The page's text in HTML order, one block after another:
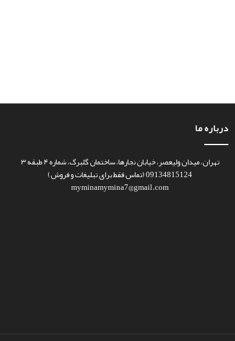
درباره ما
تهران، میدان ولیعصر، خیابان نجارها، ساختمان گلبرگ، شماره ۴ طبقه ۳
09134815124 (تماس فقط برای تبلیغات و فروش)
myminamymina7@gmail.com